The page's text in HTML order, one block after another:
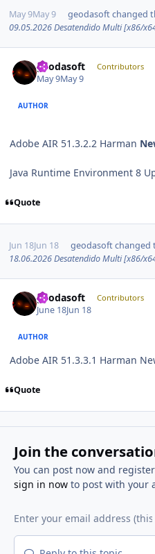
May 9May 9 geodasoftchanged
09.05.2026 Desatendido Multi [x86/
geodasoft Contributors
May 9May 9
AUTHOR
Adobe AIR 51.3.2.2 Harman
Java Runtime Environment 8
Quote
Jun 18Jun 18 geodasoftchanged
18.06.2026 Desatendido Multi [x86/
geodasoft Contributors
June 18Jun 18
AUTHOR
Adobe AIR 51.3.3.1 Harman
Quote
Join the
You can post now and
sign in nowto post with your